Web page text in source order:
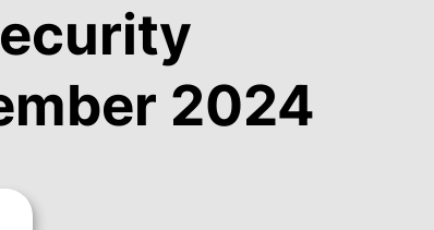
2024